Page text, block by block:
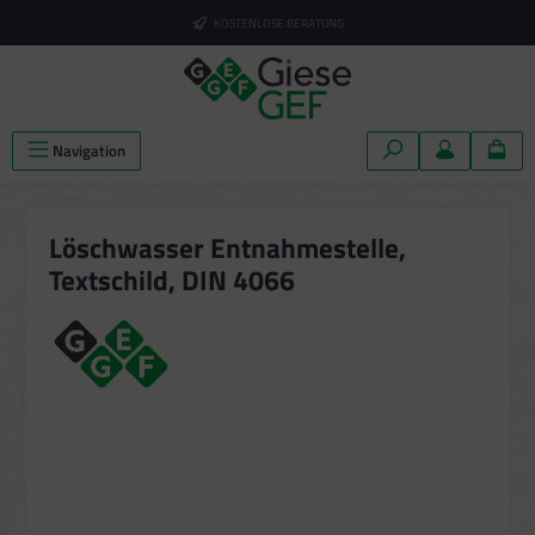
KOSTENLOSE BERATUNG
Navigation
Löschwasser Entnahmestelle,
Textschild, DIN 4066